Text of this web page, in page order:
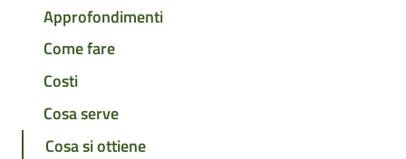
Approfondimenti
Come fare
Costi
Cosa serve
Cosa si ottiene